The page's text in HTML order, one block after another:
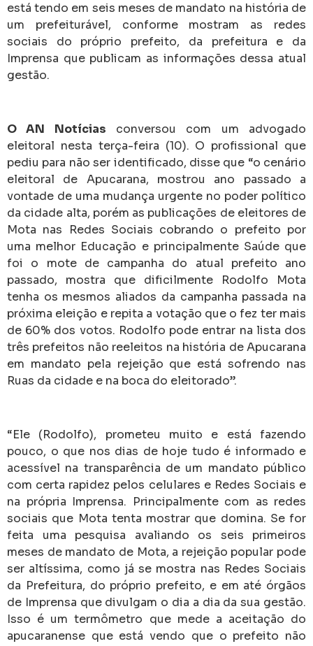
está tendo em seis meses de mandato na história de
um prefeiturável, conforme mostram as redes
sociais do próprio prefeito, da prefeitura e da
Imprensa que publicam as informações dessa atual
gestão.
O AN Notícias conversou com um advogado
eleitoral nesta terça-feira (10). O profissional que
pediu para não ser identificado, disse que “o cenário
eleitoral de Apucarana, mostrou ano passado a
vontade de uma mudança urgente no poder político
da cidade alta, porém as publicações de eleitores de
Mota nas Redes Sociais cobrando o prefeito por
uma melhor Educação e principalmente Saúde que
foi o mote de campanha do atual prefeito ano
passado, mostra que dificilmente Rodolfo Mota
tenha os mesmos aliados da campanha passada na
próxima eleição e repita a votação que o fez ter mais
de 60% dos votos. Rodolfo pode entrar na lista dos
três prefeitos não reeleitos na história de Apucarana
em mandato pela rejeição que está sofrendo nas
Ruas da cidade e na boca do eleitorado”.
“Ele (Rodolfo), prometeu muito e está fazendo
pouco, o que nos dias de hoje tudo é informado e
acessível na transparência de um mandato público
com certa rapidez pelos celulares e Redes Sociais e
na própria Imprensa. Principalmente com as redes
sociais que Mota tenta mostrar que domina. Se for
feita uma pesquisa avaliando os seis primeiros
meses de mandato de Mota, a rejeição popular pode
ser altíssima, como já se mostra nas Redes Sociais
da Prefeitura, do próprio prefeito, e em até órgãos
de Imprensa que divulgam o dia a dia da sua gestão.
Isso é um termômetro que mede a aceitação do
apucaranense que está vendo que o prefeito não